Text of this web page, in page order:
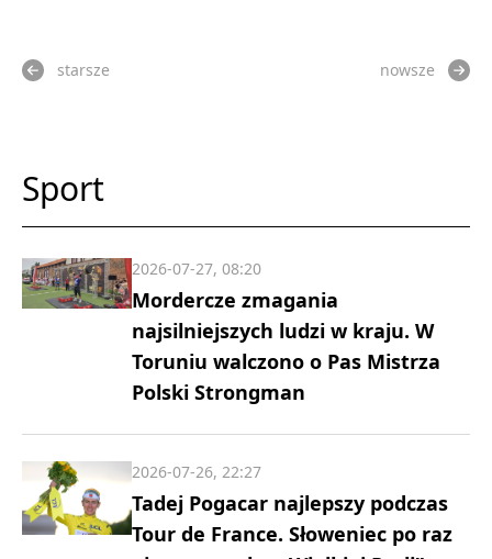
starsze nowsze
Sport
Mordercze zmagania
najsilniejszych ludzi w kraju. W
Toruniu walczono o Pas Mistrza
Polski Strongman
2026-07-27, 08:20
Tadej Pogacar najlepszy podczas
Tour de France. Słoweniec po raz
2026-07-26, 22:27